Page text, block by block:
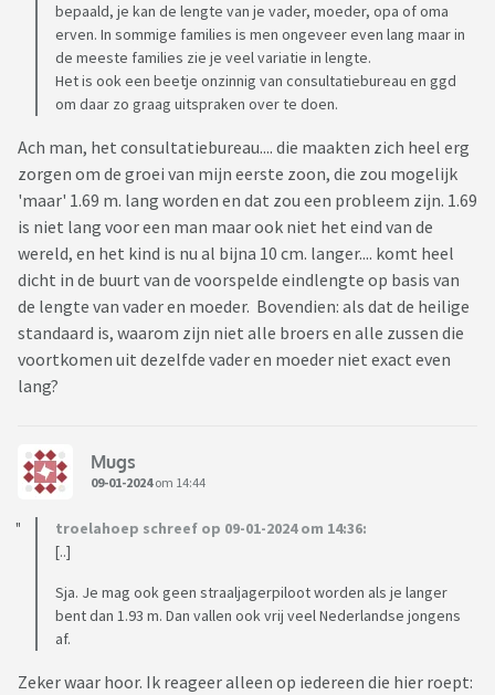
bepaald, je kan de lengte van je vader, moeder, opa of oma
erven. In sommige families is men ongeveer even lang maar in
de meeste families zie je veel variatie in lengte.
Het is ook een beetje onzinnig van consultatiebureau en ggd
om daar zo graag uitspraken over te doen.
Ach man, het consultatiebureau.... die maakten zich heel erg
zorgen om de groei van mijn eerste zoon, die zou mogelijk
'maar' 1.69 m. lang worden en dat zou een probleem zijn. 1.69
is niet lang voor een man maar ook niet het eind van de
wereld, en het kind is nu al bijna 10 cm. langer.... komt heel
dicht in de buurt van de voorspelde eindlengte op basis van
de lengte van vader en moeder. Bovendien: als dat de heilige
standaard is, waarom zijn niet alle broers en alle zussen die
voortkomen uit dezelfde vader en moeder niet exact even
lang?
Mugs
09-01-2024om 14:44
troelahoep schreef op 09-01-2024 om 14:36:
[..]
Sja. Je mag ook geen straaljagerpiloot worden als je langer
bent dan 1.93 m. Dan vallen ook vrij veel Nederlandse jongens
af.
Zeker waar hoor. Ik reageer alleen op iedereen die hier roept: